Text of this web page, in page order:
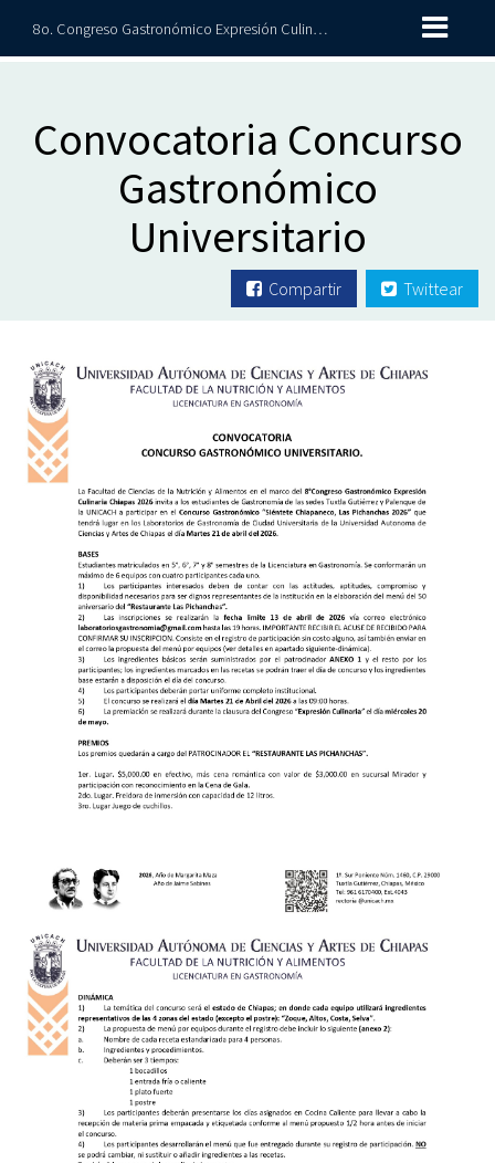
8o. Congreso Gastronómico Expresión Culinaria 2026
Convocatoria Concurso
Gastronómico
Universitario
Compartir Twittear